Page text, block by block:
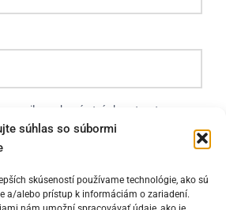
súhlas so súbormi
skúseností používame technológie, ako sú
a/alebo prístup k informáciám o zariadení.
e-mail a webovú stránku v tomto
nabudúce komentovať.